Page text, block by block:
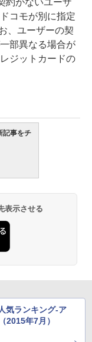
約がないユーザ
コモが別に指定
、ユーザーの契
部異なる場合が
ジットカードの
記事をチ
表示させる
気ランキング-ア
2015年7月）